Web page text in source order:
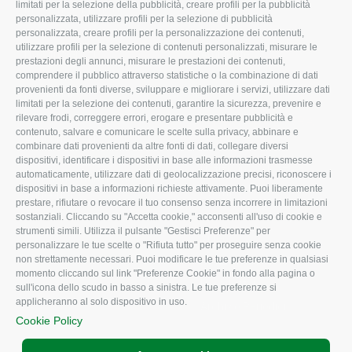
limitati per la selezione della pubblicità, creare profili per la pubblicità
personalizzata, utilizzare profili per la selezione di pubblicità
personalizzata, creare profili per la personalizzazione dei contenuti,
utilizzare profili per la selezione di contenuti personalizzati, misurare le
prestazioni degli annunci, misurare le prestazioni dei contenuti,
comprendere il pubblico attraverso statistiche o la combinazione di dati
provenienti da fonti diverse, sviluppare e migliorare i servizi, utilizzare dati
limitati per la selezione dei contenuti, garantire la sicurezza, prevenire e
rilevare frodi, correggere errori, erogare e presentare pubblicità e
contenuto, salvare e comunicare le scelte sulla privacy, abbinare e
combinare dati provenienti da altre fonti di dati, collegare diversi
dispositivi, identificare i dispositivi in base alle informazioni trasmesse
automaticamente, utilizzare dati di geolocalizzazione precisi, riconoscere i
dispositivi in base a informazioni richieste attivamente. Puoi liberamente
prestare, rifiutare o revocare il tuo consenso senza incorrere in limitazioni
sostanziali. Cliccando su "Accetta cookie," acconsenti all'uso di cookie e
strumenti simili. Utilizza il pulsante "Gestisci Preferenze" per
personalizzare le tue scelte o "Rifiuta tutto" per proseguire senza cookie
non strettamente necessari. Puoi modificare le tue preferenze in qualsiasi
momento cliccando sul link "Preferenze Cookie" in fondo alla pagina o
sull'icona dello scudo in basso a sinistra. Le tue preferenze si
applicheranno al solo dispositivo in uso.
Cookie Policy
Missione e Progetto
Organigramma aziendale
I Nostri Servizi
Uffici della Sede
provinciale
Le Sedi di Zona
Agricoltori S.r.l.
Whistleblowing
Confagricoltura Rovigo e
Agricoltori srl
Fiscale
Lavoro
Ambiente
Associazione
CONFAGRICOLTURA
ATTIVA
Notizie in evidenza
Eventi
Comunicati Stampa
Video
Iscrizione Newsletter
Newsletter